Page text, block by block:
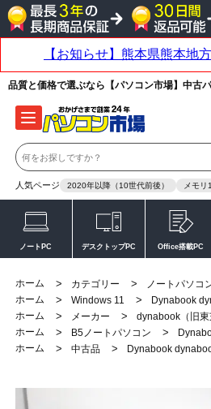
品質と価格で選ぶなら【パソコン市場】中古
人気ページ 2020年以降（10世代前後） メモリ
ノートPC デスクトップPC Office搭載PC
ホーム > カテゴリー > ノートパソコ
ホーム
> Windows 11 >
Dynabook
ホーム
> メーカー > dynabook（旧東
ホーム
> B5ノートパソコン >
ホーム
> 中古品 > Dynabook